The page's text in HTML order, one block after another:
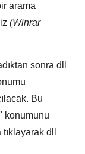
arama
(Winrar
sonra dll
Bu
konumunu
dll